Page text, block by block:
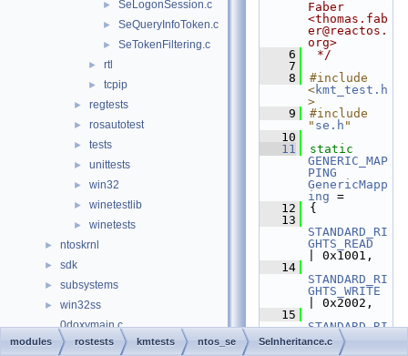
► SeLogonSession.c
► SeQueryInfoToken.c
► SeTokenFiltering.c
► rtl
► tcpip
► regtests
► rosautotest
► tests
► unittests
► win32
► winetestlib
► winetests
► ntoskrnl
► sdk
► subsystems
►
win32ss
0doxymain.c
► File Members
Faber
<thomas.fab
er@reactos.
org>
    6
*/
    7
    8
#include
<kmt_test.h
>
    9
#include
" se.h "
   10
   11
static
GENERIC_MAP
PING
GenericMapp
ing =
   12
{
   13
STANDARD_RI
GHTS_READ
| 0x1001,
   14
STANDARD_RI
GHTS_WRITE
| 0x2002,
   15
STANDARD_RI
GHTS_EXECUT
E | 0x4004,
modules rostests kmtests ntos_se SeInheritance.c